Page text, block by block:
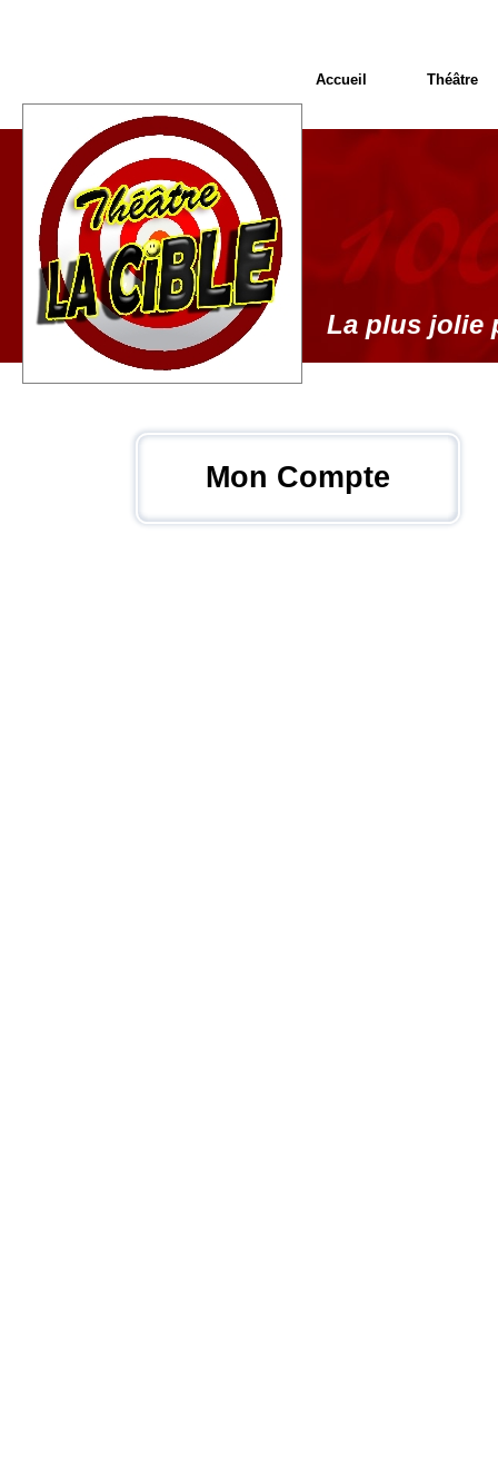
Mon Compte
La plus jolie
Accueil Théâtre